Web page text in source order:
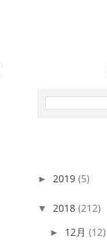
► 2019 (5)
▼ 2018 (212)
► 12月 (12)